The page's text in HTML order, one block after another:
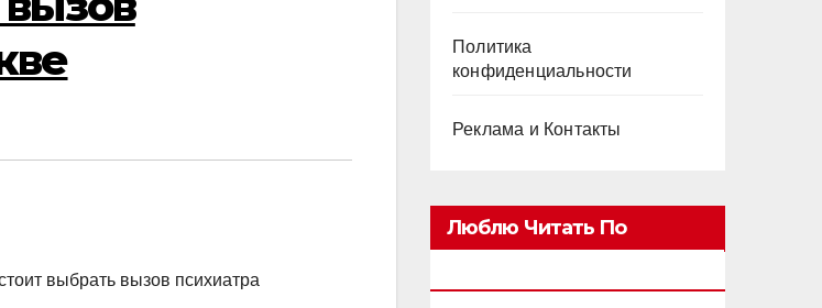
Политика
конфиденциальности
Реклама и Контакты
Люблю Читать По